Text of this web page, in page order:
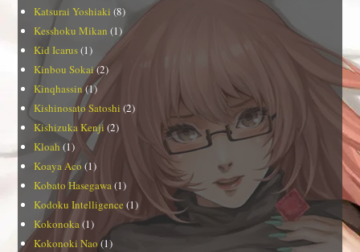
Katsurai Yoshiaki (8)
Kesshoku Mikan (1)
Kid Icarus(1)
Kinbou Sokai(2)
Kinqhassin(1)
Kishinosato Satoshi (2)
Kishizuka Kenji (2)
Kloah (1)
Koaya Aco (1)
Kobato Hasegawa(1)
Kodoku Intelligence (1)
Kokonoka(1)
Kokonoki Nao(1)